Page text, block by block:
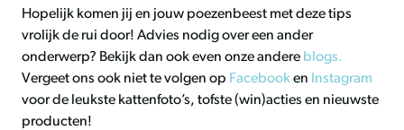
Hopelijk komen jij en jouw poezenbeest met deze tips
vrolijk de rui door! Advies nodig over een ander
onderwerp? Bekijk dan ook even onze andere blogs.
Vergeet ons ook niet te volgen op Facebooken Instagram
voor de leukste kattenfoto’s, tofste (win)acties en nieuwste
producten!